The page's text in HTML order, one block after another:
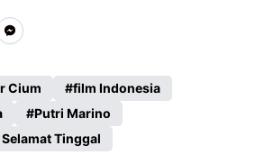
M
se
n
g
Cium
film Indonesia
Putri Marino
Tinggal